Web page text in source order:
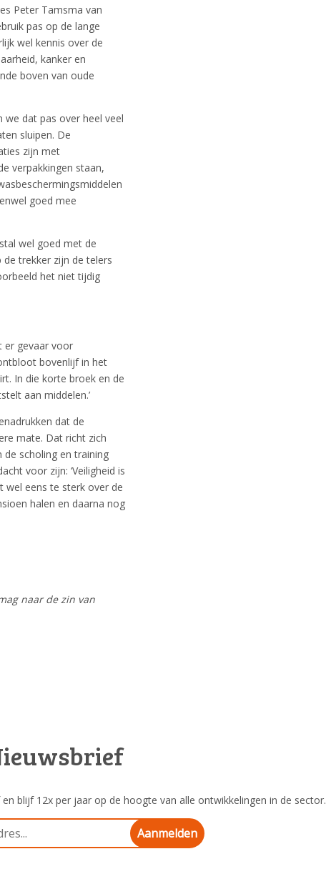
Peter Tamsma van
pas op de lange
wel kennis over de
kanker en
boven van oude
we dat pas over heel veel
sluipen. De
zijn met
verpakkingen staan,
goed mee
wel goed met de
de trekker zijn de telers
het niet tijdig
er gevaar voor
bovenlijf in het
In die korte broek en de
aan middelen.’
dat de
mate. Dat richt zich
scholing en training
voor zijn: ‘Veiligheid is
wel eens te sterk over de
halen en daarna nog
naar de zin van
blijf 12x per jaar op de hoogte van alle ontwikkelingen in de sector.
Aanmelden